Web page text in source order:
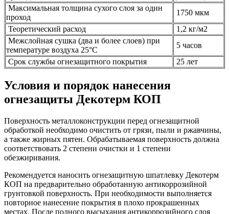
Максимальная толщина сухого слоя за один
проход
1750 мкм
Теоретический расход
1,2 кг/м2
Межслойная сушка (два и более слоев) при
температуре воздуха 25°С
5 часов
Срок службы огнезащитного покрытия
25 лет
Условия и порядок нанесения
огнезащиты Декотерм КОП
Поверхность металлоконструкции перед огнезащитной
обработкой необходимо очистить от грязи, пыли и ржавчины,
а также жирных пятен. Обрабатываемая поверхность должна
соответствовать 2 степени очистки и 1 степени
обезжиривания.
Рекомендуется наносить огнезащитную шпатлевку Декотерм
КОП на предварительно обработанную антикоррозийной
грунтовкой поверхность. При необходимости выполняется
повторное нанесение покрытия в плохо прокрашенных
местах. После полного высыхания антикоррозийного слоя